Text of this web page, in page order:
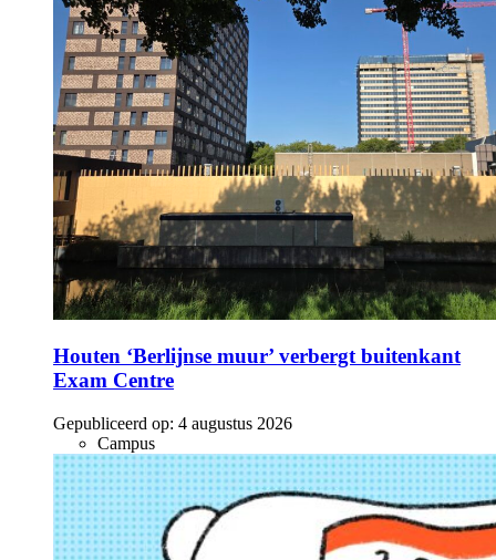
Houten ‘Berlijnse muur’ verbergt buitenkant
Exam Centre
Gepubliceerd op: 4 augustus 2026
Campus